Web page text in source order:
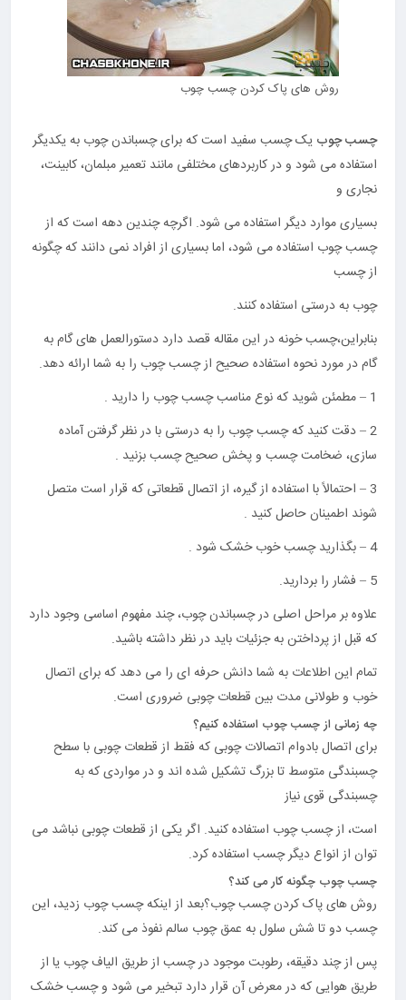
روش های پاک کردن چسب چوب
چسب چوب یک چسب سفید است که برای چسباندن چوب به یکدیگر
استفاده می شود و در کاربردهای مختلفی مانند تعمیر مبلمان، کابینت،
نجاری و
بسیاری موارد دیگر استفاده می شود. اگرچه چندین دهه است که از
چسب چوب استفاده می شود، اما بسیاری از افراد نمی دانند که چگونه
از چسب
چوب به درستی استفاده کنند.
بنابراین،چسب خونه در این مقاله قصد دارد دستورالعمل های گام به
گام در مورد نحوه استفاده صحیح از چسب چوب را به شما ارائه دهد.
1 – مطمئن شوید که نوع مناسب چسب چوب را دارید .
2 – دقت کنید که چسب چوب را به درستی با در نظر گرفتن آماده
سازی، ضخامت چسب و پخش صحیح چسب بزنید .
3 – احتمالاً با استفاده از گیره، از اتصال قطعاتی که قرار است متصل
شوند اطمینان حاصل کنید .
4 – بگذارید چسب خوب خشک شود .
5 – فشار را بردارید.
علاوه بر مراحل اصلی در چسباندن چوب، چند مفهوم اساسی وجود دارد
که قبل از پرداختن به جزئیات باید در نظر داشته باشید.
تمام این اطلاعات به شما دانش حرفه ای را می دهد که برای اتصال
خوب و طولانی مدت بین قطعات چوبی ضروری است.
چه زمانی از چسب چوب استفاده کنیم؟
برای اتصال بادوام اتصالات چوبی که فقط از قطعات چوبی با سطح
چسبندگی متوسط تا بزرگ تشکیل شده اند و در مواردی که به
چسبندگی قوی نیاز
است، از چسب چوب استفاده کنید. اگر یکی از قطعات چوبی نباشد می
توان از انواع دیگر چسب استفاده کرد.
چسب چوب چگونه کار می کند؟
روش های پاک کردن چسب چوب؟بعد از اینکه چسب چوب زدید، این
چسب دو تا شش سلول به عمق چوب سالم نفوذ می کند.
پس از چند دقیقه، رطوبت موجود در چسب از طریق الیاف چوب یا از
طریق هوایی که در معرض آن قرار دارد تبخیر می شود و چسب خشک